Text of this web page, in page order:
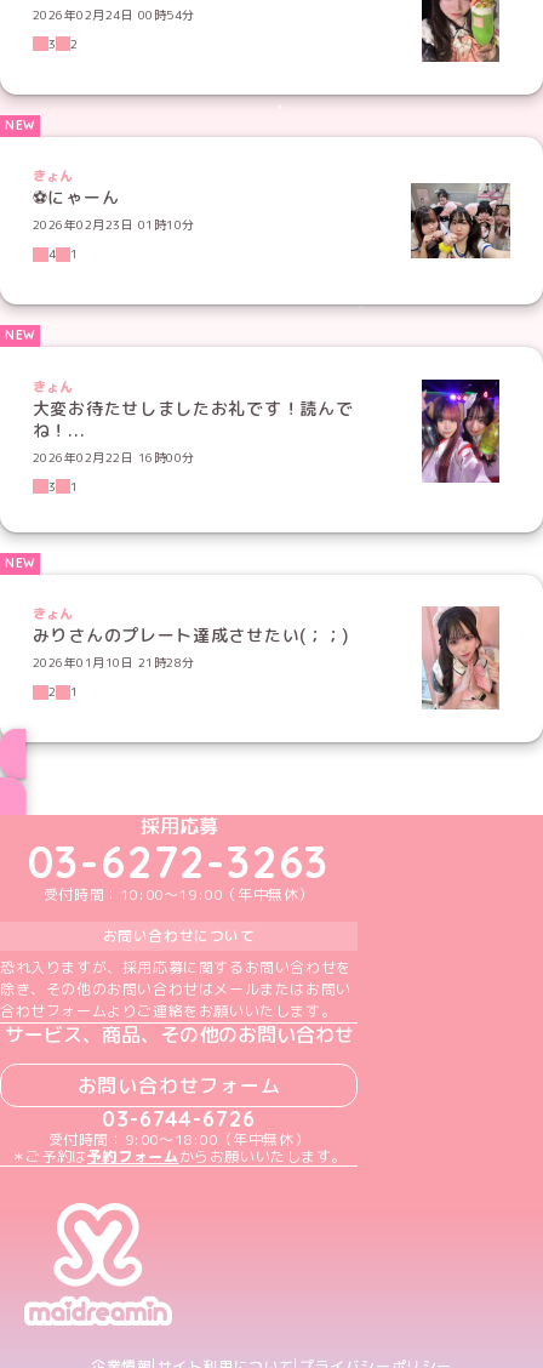
2026年02月24日 00時54分
3
2
きょん
⚽️にゃーん
2026年02月23日 01時10分
4
1
きょん
大変お待たせしましたお礼です！読んで
ね！...
2026年02月22日 16時00分
3
1
きょん
みりさんのプレート達成させたい(；；)
2026年01月10日 21時28分
2
1
めいどりーみんTikTok公式アカウント
めいどりーみんX公式アカウント
めいどりーみんInstagram公式アカウント
めいどりーみんFacebook公式アカウン
めいどりーみんYouTube公式アカ
採用応募
03-6272-3263
受付時間：10:00～19:00（年中無休）
お問い合わせについて
恐れ入りますが、採用応募に関するお問い合わせを
除き、その他のお問い合わせはメールまたはお問い
合わせフォームよりご連絡をお願いいたします。
サービス、商品、その他のお問い合わせ
お問い合わせフォーム
03-6744-6726
受付時間：9:00～18:00（年中無休）
＊ご予約は予約フォームからお願いいたします。